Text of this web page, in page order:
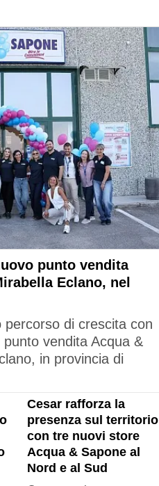
punto vendita
Eclano, nel
percorso di crescita con
punto vendita Acqua &
in provincia di
Cesar rafforza la
presenza sul territorio
con tre nuovi store
Acqua & Sapone al
Nord e al Sud